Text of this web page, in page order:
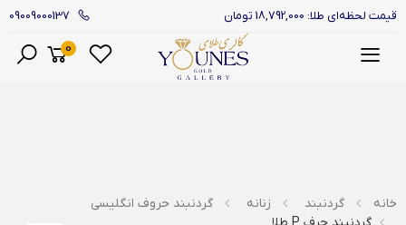
قیمت لحظه‌ای طلا: 18,792,000 تومان 09009000137
0
خانه گردنبند زنانه
گردنبند حروف انگلیسی